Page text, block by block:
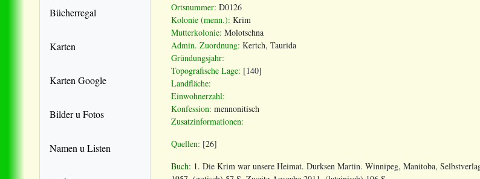
Bücherregal
Karten
Karten Google
Bilder u Fotos
Namen u Listen
Ortsnummer: D0126
Kolonie (menn.): Krim
Mutterkolonie: Molotschna
Admin. Zuordnung: Kertch, Taurida
Gründungsjahr:
Topografische Lage: [140]
Landfläche:
Einwohnerzahl:
Konfession: mennonitisch
Zusatzinformationen:
Quellen: [26]
Buch: 1. Die Krim war unsere Heimat. Durksen Martin. Winnipeg, Manitoba,